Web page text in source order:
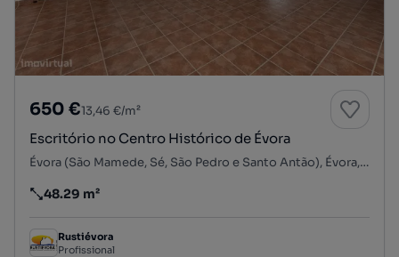
650 €13,46 €/m²
Escritório no Centro Histórico de Évora
Évora (São Mamede, Sé, São Pedro e Santo Antão), Évora, Évora
Preço por metro quadrado
48.29 m²
Rustiévora
Profissional